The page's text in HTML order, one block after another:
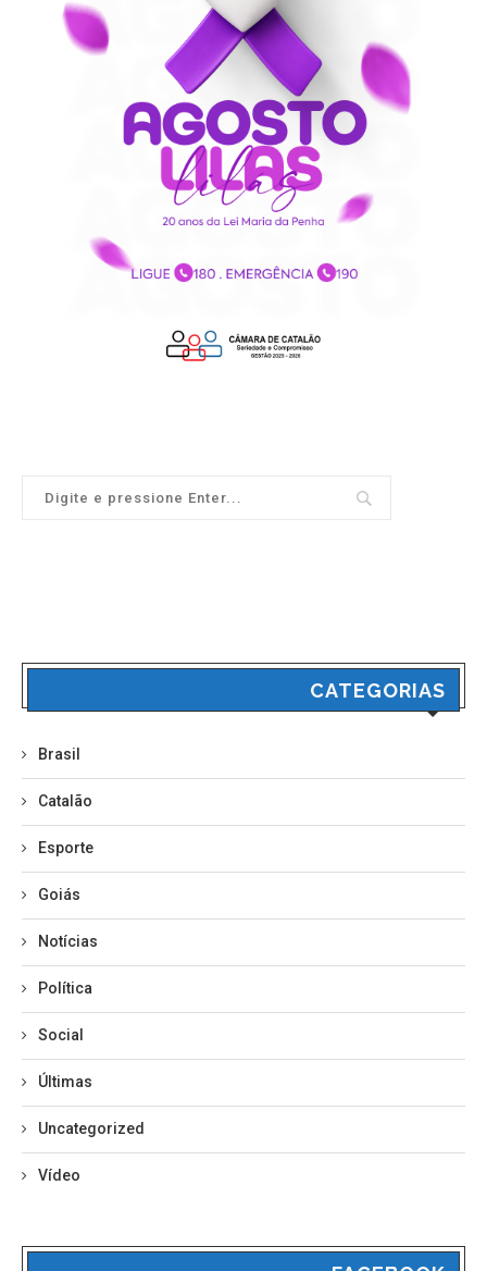
CATEGORIAS
Brasil
Catalão
Esporte
Goiás
Notícias
Política
Social
Últimas
Uncategorized
Vídeo